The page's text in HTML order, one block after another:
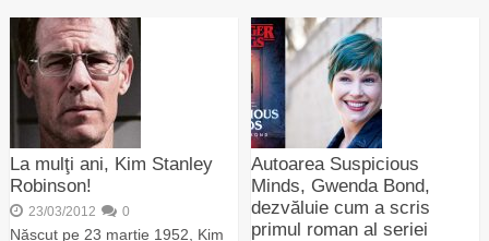
La mulţi ani, Kim Stanley
Robinson!
23/03/2012 0
Născut pe 23 martie 1952, Kim
Autoarea Suspicious
Minds, Gwenda Bond,
dezvăluie cum a scris
primul roman al seriei